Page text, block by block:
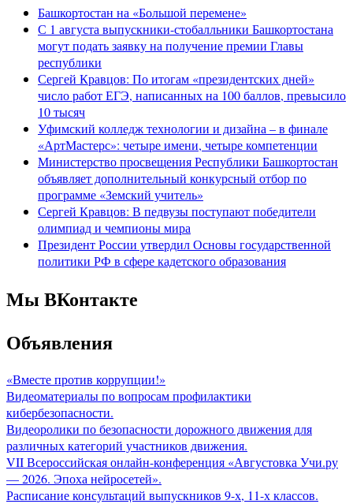
Башкортостан на «Большой перемене»
С 1 августа выпускники-стобалльники Башкортостана
могут подать заявку на получение премии Главы
республики
Сергей Кравцов: По итогам «президентских дней»
число работ ЕГЭ, написанных на 100 баллов, превысило
10 тысяч
Уфимский колледж технологии и дизайна – в финале
«АртМастерс»: четыре имени, четыре компетенции
Министерство просвещения Республики Башкортостан
объявляет дополнительный конкурсный отбор по
программе «Земский учитель»
Сергей Кравцов: В педвузы поступают победители
олимпиад и чемпионы мира
Президент России утвердил Основы государственной
политики РФ в сфере кадетского образования
Мы ВКонтакте
Объявления
«Вместе против коррупции!»
Видеоматериалы по вопросам профилактики
кибербезопасности.
Видеоролики по безопасности дорожного движения для
различных категорий участников движения.
VII Всероссийская онлайн-конференция «Августовка Учи.ру
— 2026. Эпоха нейросетей».
Расписание консультаций выпускников 9-х, 11-х классов.